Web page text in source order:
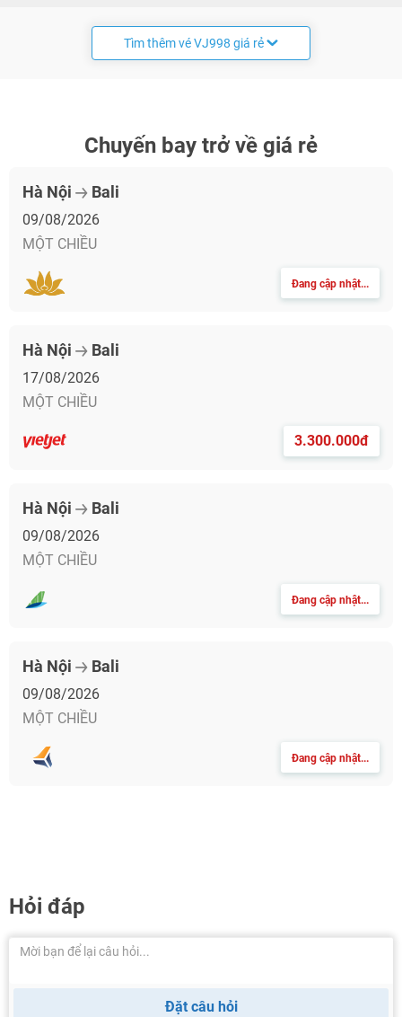
Tìm thêm vé VJ998 giá rẻ
Chuyến bay trở về giá rẻ
Hà Nội Bali
09/08/2026
MỘT CHIỀU
Đang cập nhật...
Hà Nội Bali
17/08/2026
MỘT CHIỀU
3.300.000đ
Hà Nội Bali
09/08/2026
MỘT CHIỀU
Đang cập nhật...
Hà Nội Bali
09/08/2026
MỘT CHIỀU
Đang cập nhật...
Hỏi đáp
Đặt câu hỏi